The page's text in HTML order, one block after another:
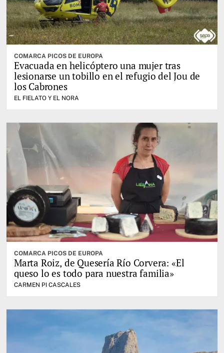
COMARCA PICOS DE EUROPA
Evacuada en helicóptero una mujer tras
lesionarse un tobillo en el refugio del Jou de
los Cabrones
EL FIELATO Y EL NORA
COMARCA PICOS DE EUROPA
Marta Roiz, de Quesería Río Corvera: «El
queso lo es todo para nuestra familia»
CARMEN PI CASCALES